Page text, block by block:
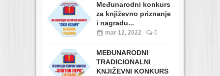
Međunarodni konkurs
za književno priznanje
i nagradu...
mar 12, 2022 0
MEĐUNARODNI
TRADICIONALNI
KNJIŽEVNI KONKURS